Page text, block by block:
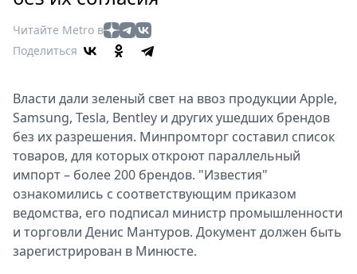
Здоровье
Туризм
Театр
Кино
Афиша
Книги
Выставки
Пресс-
релизы
О
Читайте Metro в
Поделиться
Власти дали зеленый свет на ввоз продукции Apple,
Samsung, Tesla, Bentley и других ушедших брендов
без их разрешения. Минпромторг составил список
товаров, для которых откроют параллельный
импорт – более 200 брендов. "Известия"
ознакомились с соответствующим приказом
ведомства, его подписал министр промышленности
и торговли Денис Мантуров. Документ должен быть
зарегистрирован в Минюсте.